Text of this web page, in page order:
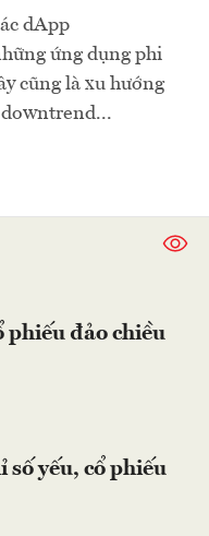
dApp
ứng dụng phi
cũng là xu hướng
phiếu đảo chiều
số yếu, cổ phiếu